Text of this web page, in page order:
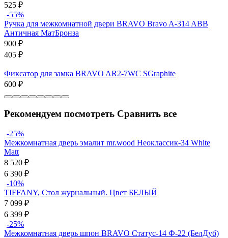
525 ₽
-55%
Ручка для межкомнатной двери BRAVO Bravo A-314 ABB
Античная МатБронза
900 ₽
405 ₽
Фиксатор для замка BRAVO AR2-7WC SGraphite
600 ₽
Рекомендуем посмотреть Сравнить все
-25%
Межкомнатная дверь эмалит mr.wood Неоклассик-34 White
Matt
8 520 ₽
6 390 ₽
-10%
TIFFANY, Стол журнальный. Цвет БЕЛЫЙ
7 099 ₽
6 399 ₽
-25%
Межкомнатная дверь шпон BRAVO Статус-14 Ф-22 (БелДуб)